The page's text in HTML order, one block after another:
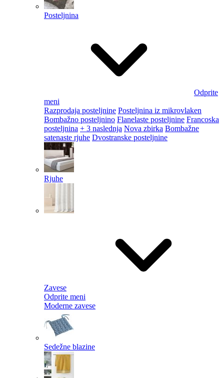
Posteljnina
Odprite
meni
Razprodaja posteljnine Posteljnina iz mikrovlaken
Bombažno posteljnino Flanelaste posteljnine Francoska
posteljnina + 3 naslednja Nova zbirka Bombažne
satenaste rjuhe Dvostranske posteljnine
Rjuhe
Zavese
Odprite meni
Moderne zavese
Sedežne blazine